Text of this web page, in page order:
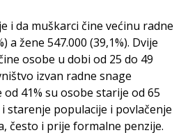
i da muškarci čine većinu radne
a žene 547.000 (39,1%). Dvije
osobe u dobi od 25 do 49
izvan radne snage
41% su osobe starije od 65
starenje populacije i povlačenje
često i prije formalne penzije.